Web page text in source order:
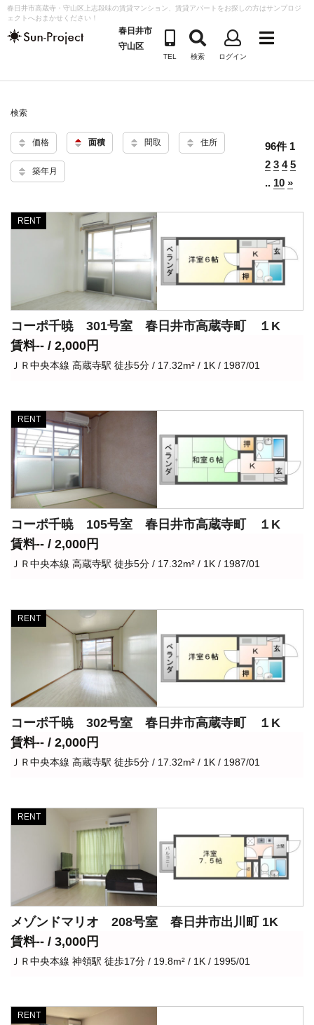
コ春日井市高蔵寺・守山区上志段味の賃貸マンション、賃貸アパートをお探しの方はサンプロジ
ェクトへおまかせください！
春日井市
守山区
TEL 検索 ログイン
検索
価格 面積 間取 住所
築年月
96件 1
2 3 4 5
.. 10 »
RENT
コーポ千暁 301号室 春日井市高蔵寺町 １K
賃料-- / 2,000円
ＪＲ中央本線 高蔵寺駅 徒歩5分 / 17.32m² / 1K / 1987/01
RENT
コーポ千暁 105号室 春日井市高蔵寺町 １K
賃料-- / 2,000円
ＪＲ中央本線 高蔵寺駅 徒歩5分 / 17.32m² / 1K / 1987/01
RENT
コーポ千暁 302号室 春日井市高蔵寺町 １K
賃料-- / 2,000円
ＪＲ中央本線 高蔵寺駅 徒歩5分 / 17.32m² / 1K / 1987/01
RENT
メゾンドマリオ 208号室 春日井市出川町 1K
賃料-- / 3,000円
ＪＲ中央本線 神領駅 徒歩17分 / 19.8m² / 1K / 1995/01
RENT